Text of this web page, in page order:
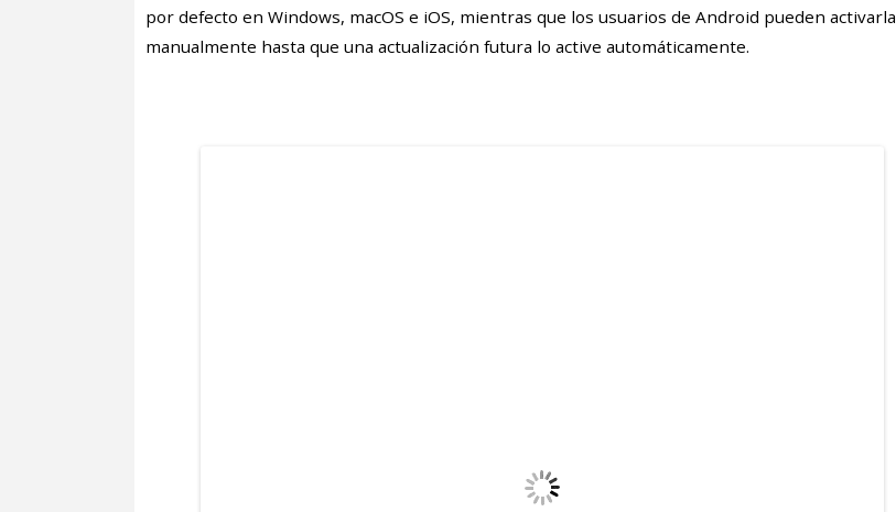
por defecto en Windows, macOS e iOS, mientras que los usuarios de Android pueden activarla
manualmente hasta que una actualización futura lo active automáticamente.